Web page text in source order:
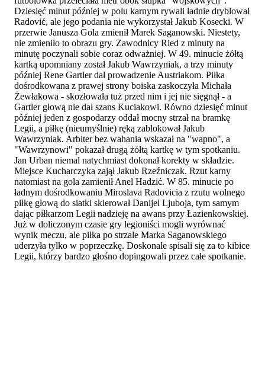
Dziesięć minut później w polu karnym rywali ładnie dryblował
Radović, ale jego podania nie wykorzystał Jakub Kosecki. W
przerwie Janusza Gola zmienił Marek Saganowski. Niestety,
nie zmieniło to obrazu gry. Zawodnicy Ried z minuty na
minutę poczynali sobie coraz odważniej. W 49. minucie żółtą
kartką upomniany został Jakub Wawrzyniak, a trzy minuty
później Rene Gartler dał prowadzenie Austriakom. Piłka
dośrodkowana z prawej strony boiska zaskoczyła Michała
Żewłakowa - skozłowała tuż przed nim i jej nie sięgnął - a
Gartler głową nie dał szans Kuciakowi. Równo dziesięć minut
później jeden z gospodarzy oddał mocny strzał na bramkę
Legii, a piłkę (nieumyślnie) ręką zablokował Jakub
Wawrzyniak. Arbiter bez wahania wskazał na "wapno", a
"Wawrzynowi" pokazał drugą żółtą kartkę w tym spotkaniu.
Jan Urban niemal natychmiast dokonał korekty w składzie.
Miejsce Kucharczyka zajął Jakub Rzeźniczak. Rzut karny
natomiast na gola zamienił Anel Hadzić. W 85. minucie po
ładnym dośrodkowaniu Miroslava Radovicia z rzutu wolnego
piłkę głową do siatki skierował Danijel Ljuboja, tym samym
dając piłkarzom Legii nadzieję na awans przy Łazienkowskiej.
Już w doliczonym czasie gry legioniści mogli wyrównać
wynik meczu, ale piłka po strzale Marka Saganowskiego
uderzyła tylko w poprzeczkę. Doskonale spisali się za to kibice
Legii, którzy bardzo głośno dopingowali przez całe spotkanie.